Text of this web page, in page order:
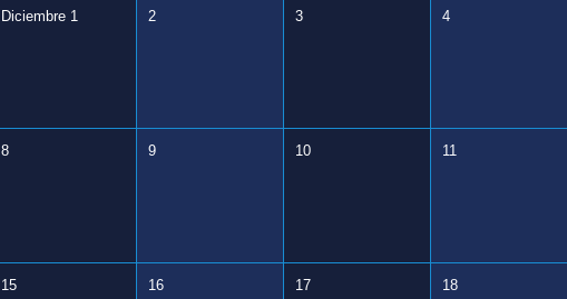
Diciembre 1 2 3 4
8 9 10 11
15 16 17 18